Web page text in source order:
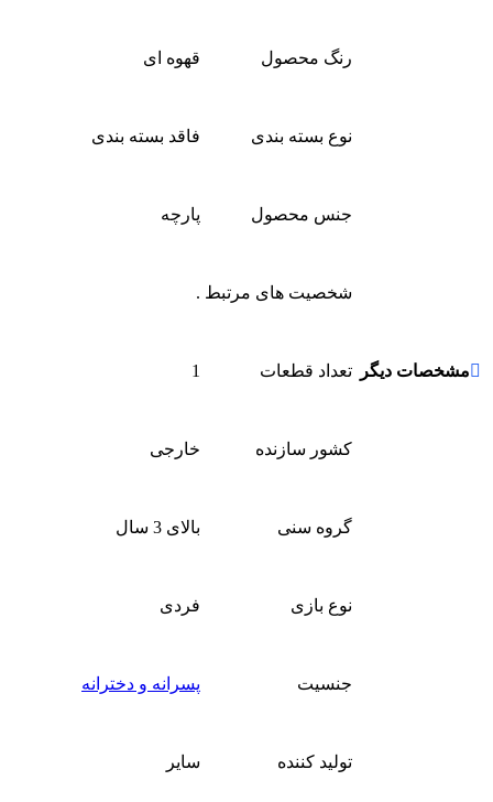
مشخصات دیگر
رنگ محصول قهوه ای
نوع بسته بندی فاقد بسته بندی
جنس محصول پارچه
شخصیت های مرتبط .
تعداد قطعات 1
کشور سازنده خارجی
گروه سنی بالای 3 سال
نوع بازی فردی
جنسیت پسرانه و دخترانه
تولید کننده سایر